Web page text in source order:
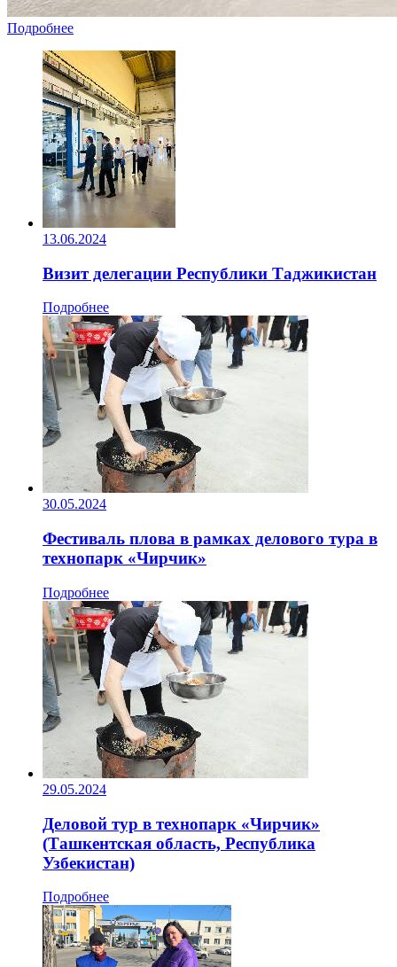
Подробнее
13.06.2024
Визит делегации Республики Таджикистан
Подробнее
30.05.2024
Фестиваль плова в рамках делового тура в
технопарк «Чирчик»
Подробнее
29.05.2024
Деловой тур в технопарк «Чирчик»
(Ташкентская область, Республика
Узбекистан)
Подробнее